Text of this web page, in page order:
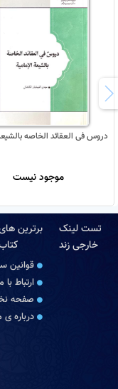
دروس فی العقائد الخاصه
موجود نیست
تست لینک
خارجی زند
برترین
قوانین
ارتباط با
صفحه
درباره‏ ی